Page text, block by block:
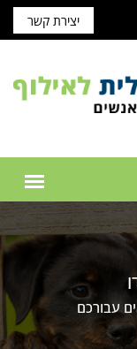
יצירת קשר
עבורכם